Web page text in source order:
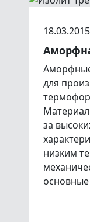
18.03.2015
для
за
низким